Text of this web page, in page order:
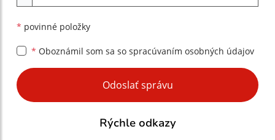
* povinné položky
* Oboznámil som sa so spracúvaním osobných údajov
Google reCaptcha Response
Odoslať správu
Rýchle odkazy